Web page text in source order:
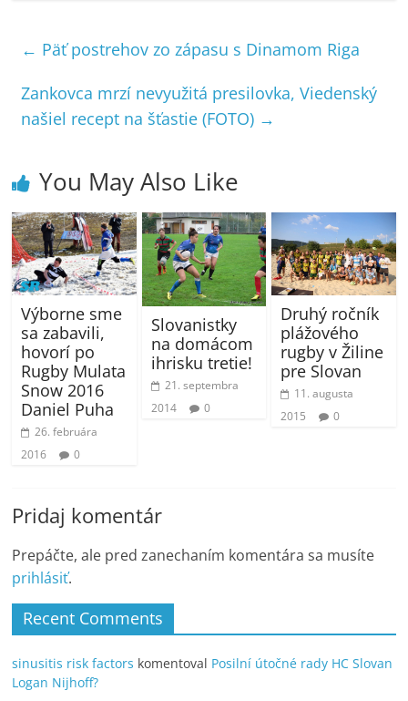
← Päť postrehov zo zápasu s Dinamom Riga
Zankovca mrzí nevyužitá presilovka, Viedenský
našiel recept na šťastie (FOTO) →
You May Also Like
Výborne sme
sa zabavili,
hovorí po
Rugby Mulata
Snow 2016
Daniel Puha
26. februára
2016
0
Slovanistky
na domácom
ihrisku tretie!
21. septembra
2014
0
Druhý ročník
plážového
rugby v Žiline
pre Slovan
11. augusta
2015
0
Pridaj komentár
Prepáčte, ale pred zanechaním komentára sa musíte
prihlásiť.
Recent Comments
sinusitis risk factors komentoval Posilní útočné rady HC Slovan
Logan Nijhoff?